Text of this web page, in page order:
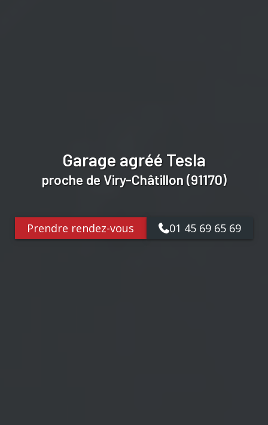
Garage agréé Tesla
proche de Viry-Châtillon (91170)
Prendre rendez-vous 01 45 69 65 69